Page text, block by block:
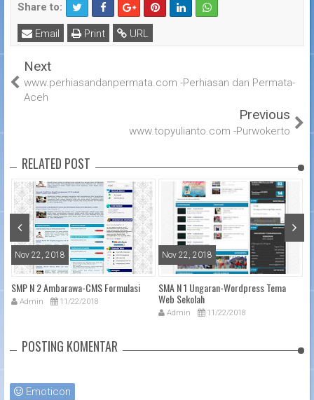
Share to:
URL
Print
Email
Next
www.perhiasandanpermata.com -Perhiasan dan Permata-
Aceh
Previous
www.topyulianto.com -Purwokerto
RELATED POST
Nov 22, 2018
SMP N 2 Ambarawa-CMS Formulasi
Admin 11/22/2018
Nov 22, 2018
SMA N 1 Ungaran-Wordpress Tema
Web Sekolah
Admin 11/22/2018
POSTING KOMENTAR
Emoticon